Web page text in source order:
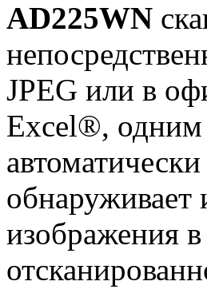
AD225WN
JPEG или в
Excel®,
обнаруживает
изображения